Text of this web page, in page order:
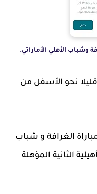
وشباب الأهلي الأماراتي.
نحو الأسفل من
الغرافة و شباب
الثانية المؤهلة